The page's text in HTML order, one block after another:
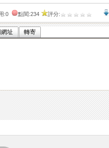
:0 點閱:234 評分:
址 轉寄